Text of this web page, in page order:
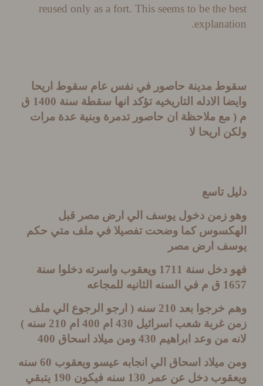
reused only as a fort. This seems to be the
مدينة حاصور في نفس عام سقوط اريحا
الادله التاريخيه تؤكد انها سقطة سنة1400 ق
مع ملاحظة ان حاصور تدمرة وبنية عدة مرات
اريحا لا
تاسع
زمن دخول يوسف الي ارض مصر قبل
كما وضحت تفصيلا في ملف متي حكم
ارض مصر
دخل سنة1711 ويعقوب واسرته دخلوا سنة
ق م في السنه الثانيه للمجاعه
خرجوا بعد210 سنه( ارجو الرجوع الي ملف
غربة شعب اسرائيل430 ام400 ام210 سنه)
من وعد ابراهيم 430 ومن ميلاد اسحاق 400
ميلاد اسحاق الي انجابه عيسو ويعقوب60 سنه
دخل عن عمر130 سنه فيكون190 يتبقي